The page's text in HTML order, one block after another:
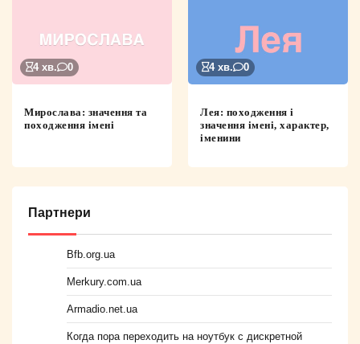
4 хв. 0
Мирослава: значення та
походження імені
4 хв. 0
Лея: походження і
значення імені, характер,
іменини
Партнери
Bfb.org.ua
Merkury.com.ua
Armadio.net.ua
Когда пора переходить на ноутбук с дискретной